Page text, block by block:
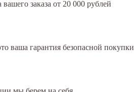
заказа от 20 000 рублей
ваша гарантия безопасной покупки